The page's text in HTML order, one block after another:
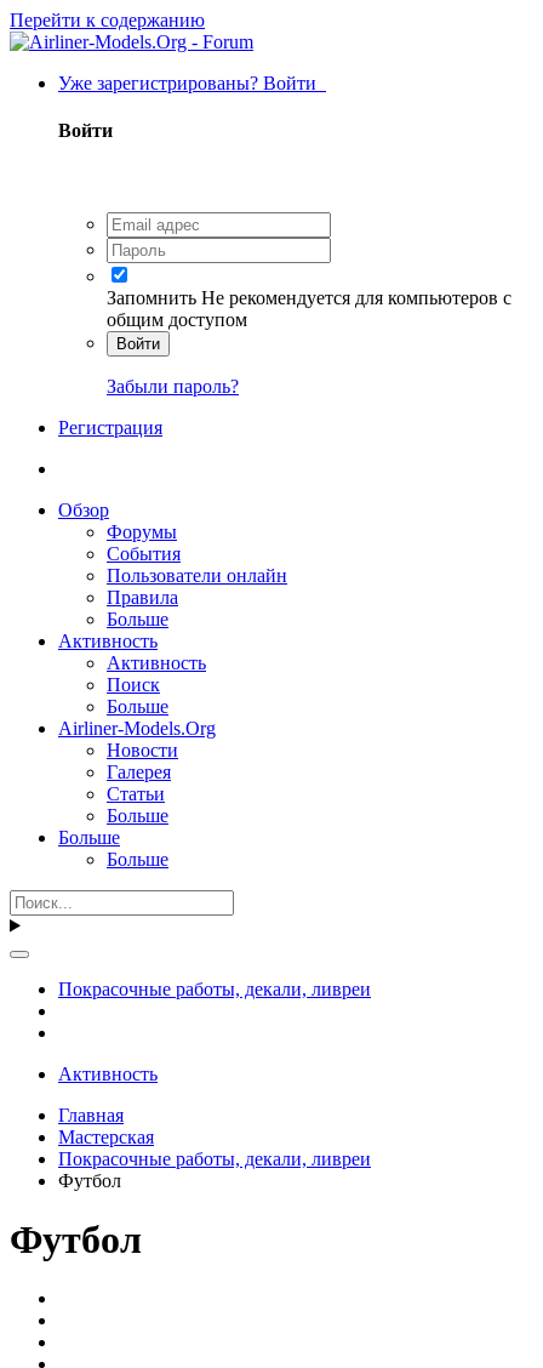
Перейти к содержанию
Уже зарегистрированы? Войти
Войти
Запомнить Не рекомендуется для компьютеров с
общим доступом
Войти
Забыли пароль?
Регистрация
Обзор
Форумы
События
Пользователи онлайн
Правила
Больше
Активность
Активность
Поиск
Больше
Airliner-Models.Org
Новости
Галерея
Статьи
Больше
Больше
Больше
Покрасочные работы, декали, ливреи
Активность
Главная
Мастерская
Покрасочные работы, декали, ливреи
Футбол
Футбол